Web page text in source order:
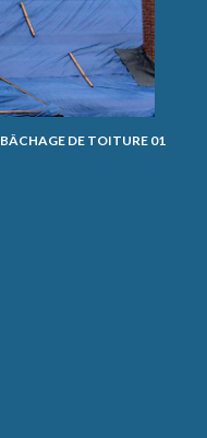
BÂCHAGE DE TOITURE 01